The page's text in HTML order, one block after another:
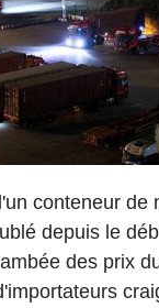
conteneur de
depuis le
des prix